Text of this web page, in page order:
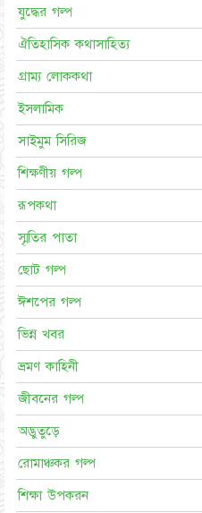
যুদ্ধের গল্প
ঐতিহাসিক কথাসাহিত্য
গ্রাম্য লোককথা
ইসলামিক
সাইমুম সিরিজ
শিক্ষণীয় গল্প
রূপকথা
স্মৃতির পাতা
ছোট গল্প
ঈশপের গল্প
ভিন্ন খবর
ভ্রমণ কাহিনী
জীবনের গল্প
অদ্ভুতুড়ে
রোমাঞ্চকর গল্প
শিক্ষা উপকরন